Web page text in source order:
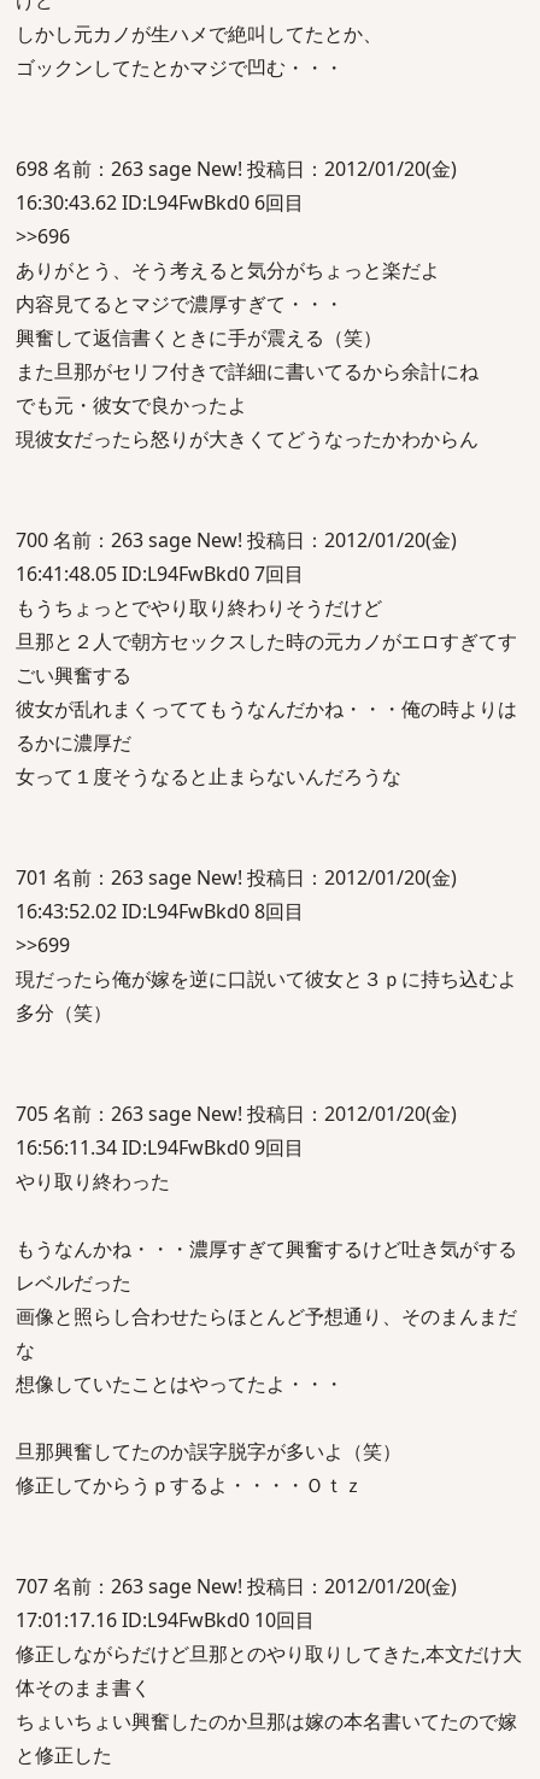
しかし元カノが生ハメで絶叫してたとか、
ゴックンしてたとかマジで凹む・・・
698 名前：263 sage New! 投稿日：2012/01/20(金)
16:30:43.62 ID:L94FwBkd0 6回目
>>696
ありがとう、そう考えると気分がちょっと楽だよ
内容見てるとマジで濃厚すぎて・・・
興奮して返信書くときに手が震える（笑）
また旦那がセリフ付きで詳細に書いてるから余計にね
でも元・彼女で良かったよ
現彼女だったら怒りが大きくてどうなったかわからん
700 名前：263 sage New! 投稿日：2012/01/20(金)
16:41:48.05 ID:L94FwBkd0 7回目
もうちょっとでやり取り終わりそうだけど
旦那と２人で朝方セックスした時の元カノがエロすぎてす
ごい興奮する
彼女が乱れまくっててもうなんだかね・・・俺の時よりは
るかに濃厚だ
女って１度そうなると止まらないんだろうな
701 名前：263 sage New! 投稿日：2012/01/20(金)
16:43:52.02 ID:L94FwBkd0 8回目
>>699
現だったら俺が嫁を逆に口説いて彼女と３ｐに持ち込むよ
多分（笑）
705 名前：263 sage New! 投稿日：2012/01/20(金)
16:56:11.34 ID:L94FwBkd0 9回目
やり取り終わった
もうなんかね・・・濃厚すぎて興奮するけど吐き気がする
レベルだった
画像と照らし合わせたらほとんど予想通り、そのまんまだ
な
想像していたことはやってたよ・・・
旦那興奮してたのか誤字脱字が多いよ（笑）
修正してからうｐするよ・・・・Ｏｔｚ
707 名前：263 sage New! 投稿日：2012/01/20(金)
17:01:17.16 ID:L94FwBkd0 10回目
修正しながらだけど旦那とのやり取りしてきた,本文だけ大
体そのまま書く
ちょいちょい興奮したのか旦那は嫁の本名書いてたので嫁
と修正した